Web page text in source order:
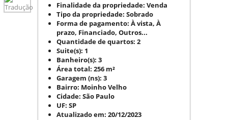
Finalidade da propriedade: Venda
Tipo da propriedade: Sobrado
Forma de pagamento: À vista, À
prazo, Financiado, Outros...
Quantidade de quartos: 2
Suite(s): 1
Banheiro(s): 3
Área total: 256 m²
Garagem (ns): 3
Bairro: Moinho Velho
Cidade: São Paulo
UF: SP
Atualizado em: 20/12/2023